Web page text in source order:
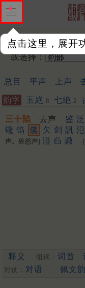
点击这里，展开
输入韵字：
或选择：
总目 平声 上声
韵字 五絶 8 七絶 2
三十陷 去声 鉴 泛
镵 馅 儳 欠 剑 訉 氾
声。兽怒声] 湴 臽 譀
释义 组词： 词首
对仗： 对语 佩文